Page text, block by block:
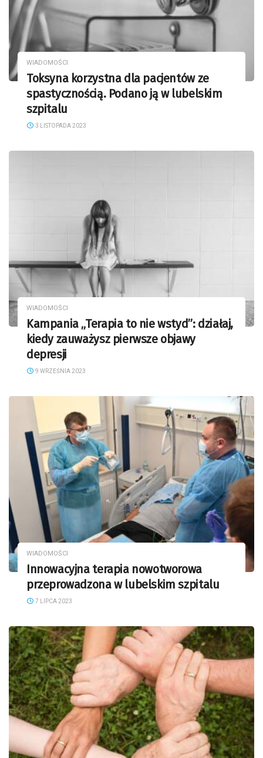
WIADOMOŚCI
Toksyna korzystna dla pacjentów ze
spastycznością. Podano ją w lubelskim
szpitalu
3 LISTOPADA 2023
WIADOMOŚCI
Kampania „Terapia to nie wstyd”: działaj,
kiedy zauważysz pierwsze objawy
depresji
9 WRZEŚNIA 2023
WIADOMOŚCI
Innowacyjna terapia nowotworowa
przeprowadzona w lubelskim szpitalu
7 LIPCA 2023